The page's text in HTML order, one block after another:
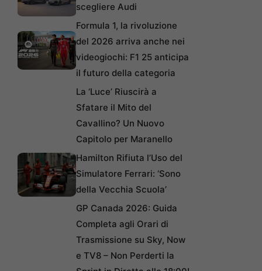
scegliere Audi
Formula 1, la rivoluzione
del 2026 arriva anche nei
videogiochi: F1 25 anticipa
il futuro della categoria
La ‘Luce’ Riuscirà a
Sfatare il Mito del
Cavallino? Un Nuovo
Capitolo per Maranello
Hamilton Rifiuta l’Uso del
Simulatore Ferrari: ‘Sono
della Vecchia Scuola’
GP Canada 2026: Guida
Completa agli Orari di
Trasmissione su Sky, Now
e TV8 – Non Perderti la